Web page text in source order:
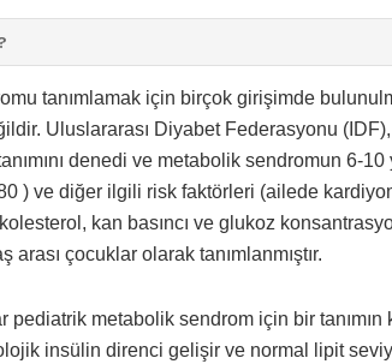
tanımlamak için birçok girişimde
Uluslararası Diyabet Federasyonu
denedi ve metabolik sendromun 6-10
) ve diğer ilgili risk faktörleri (ailede
kan basıncı ve glukoz
çocuklar olarak tanımlanmıştır.
metabolik sendrom için bir tanımın
insülin direnci gelişir ve normal lipit